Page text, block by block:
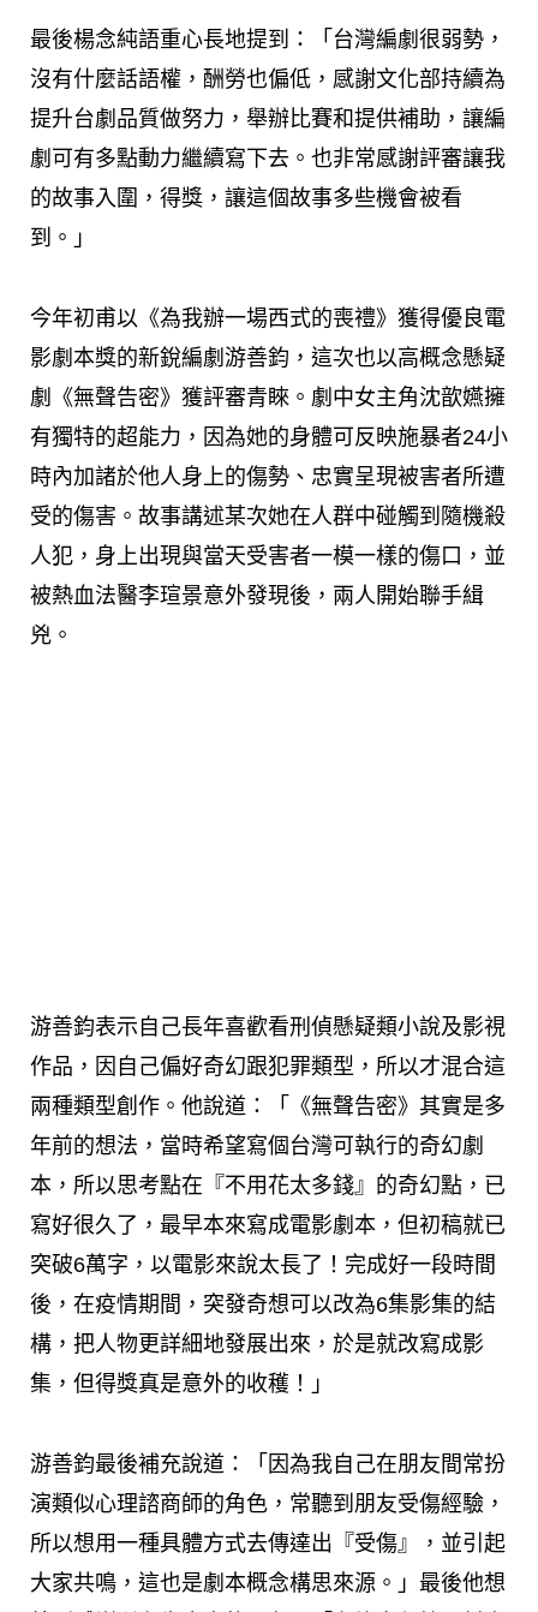
最後楊念純語重心長地提到：「台灣編劇很弱勢，
沒有什麼話語權，酬勞也偏低，感謝文化部持續為
提升台劇品質做努力，舉辦比賽和提供補助，讓編
劇可有多點動力繼續寫下去。也非常感謝評審讓我
的故事入圍，得獎，讓這個故事多些機會被看
到。」
今年初甫以《為我辦一場西式的喪禮》獲得優良電
影劇本獎的新銳編劇游善鈞，這次也以高概念懸疑
劇《無聲告密》獲評審青睞。劇中女主角沈歆嬿擁
有獨特的超能力，因為她的身體可反映施暴者24小
時內加諸於他人身上的傷勢、忠實呈現被害者所遭
受的傷害。故事講述某次她在人群中碰觸到隨機殺
人犯，身上出現與當天受害者一模一樣的傷口，並
被熱血法醫李瑄景意外發現後，兩人開始聯手緝
兇。
游善鈞表示自己長年喜歡看刑偵懸疑類小說及影視
作品，因自己偏好奇幻跟犯罪類型，所以才混合這
兩種類型創作。他說道：「《無聲告密》其實是多
年前的想法，當時希望寫個台灣可執行的奇幻劇
本，所以思考點在『不用花太多錢』的奇幻點，已
寫好很久了，最早本來寫成電影劇本，但初稿就已
突破6萬字，以電影來說太長了！完成好一段時間
後，在疫情期間，突發奇想可以改為6集影集的結
構，把人物更詳細地發展出來，於是就改寫成影
集，但得獎真是意外的收穫！」
游善鈞最後補充說道：「因為我自己在朋友間常扮
演類似心理諮商師的角色，常聽到朋友受傷經驗，
所以想用一種具體方式去傳達出『受傷』，並引起
大家共鳴，這也是劇本概念構思來源。」最後他想